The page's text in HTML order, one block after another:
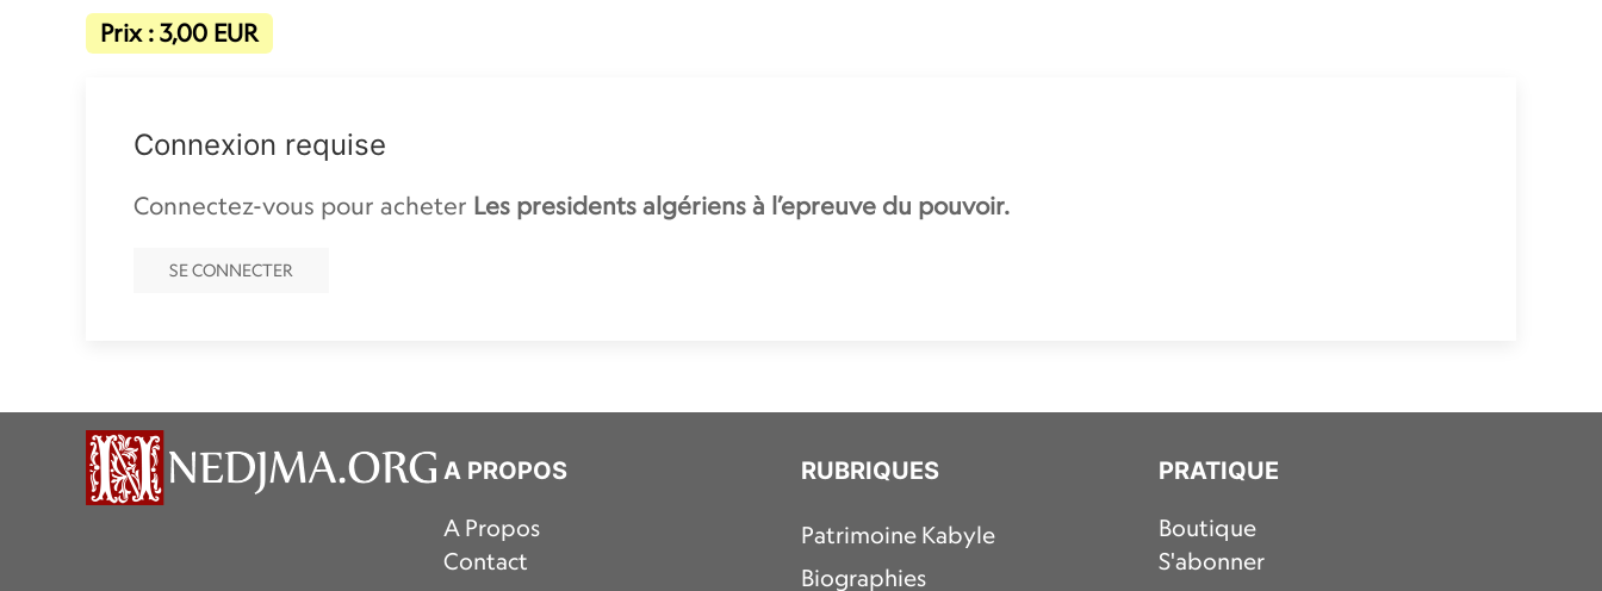
Prix : 3,00 EUR
Connexion requise
Connectez-vous pour acheter Les presidents algériens à l’epreuve du pouvoir.
SE CONNECTER
A PROPOS
A Propos
Contact
RUBRIQUES
Patrimoine Kabyle
Biographies
PRATIQUE
Boutique
S'abonner